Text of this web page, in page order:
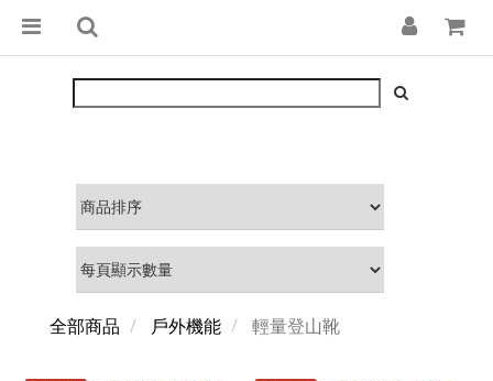
全部商品 戶外機能 輕量登山靴